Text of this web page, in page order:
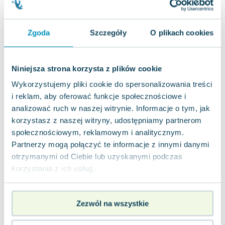
Zgoda Szczegóły O plikach cookies
Niniejsza strona korzysta z plików cookie
Wykorzystujemy pliki cookie do spersonalizowania treści
i reklam, aby oferować funkcje społecznościowe i
analizować ruch w naszej witrynie. Informacje o tym, jak
korzystasz z naszej witryny, udostępniamy partnerom
społecznościowym, reklamowym i analitycznym.
Partnerzy mogą połączyć te informacje z innymi danymi
otrzymanymi od Ciebie lub uzyskanymi podczas
korzystania z ich usług.
Zezwól na wszystkie
Joseph Murphy
Jan Sztaudynger
Aleksander Puszkin
Oscar Wilde
Maddie Ziegler
Leszek Czarnecki
Joanna Racewicz
Maria Seweryn
Janina Zającówna
Eric Helms
Anna Prus (oprac.)
Nela Mała Reporterka
Barbara Wrzesińska
Virginia Woolf